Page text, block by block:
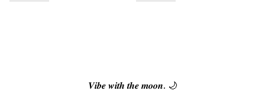
𝑽𝒊𝒃𝒆 𝒘𝒊𝒕𝒉 𝒕𝒉𝒆 𝒎𝒐𝒐𝒏. 🌙